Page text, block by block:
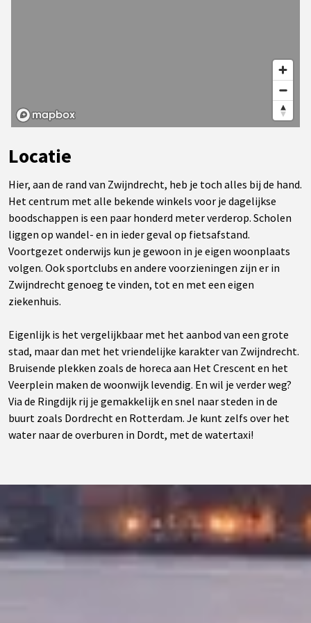
Locatie
Hier, aan de rand van Zwijndrecht, heb je toch alles bij de hand.
Het centrum met alle bekende winkels voor je dagelijkse
boodschappen is een paar honderd meter verderop. Scholen
liggen op wandel- en in ieder geval op fietsafstand.
Voortgezet onderwijs kun je gewoon in je eigen woonplaats
volgen. Ook sportclubs en andere voorzieningen zijn er in
Zwijndrecht genoeg te vinden, tot en met een eigen
ziekenhuis.
Eigenlijk is het vergelijkbaar met het aanbod van een grote
stad, maar dan met het vriendelijke karakter van Zwijndrecht.
Bruisende plekken zoals de horeca aan Het Crescent en het
Veerplein maken de woonwijk levendig. En wil je verder weg?
Via de Ringdijk rij je gemakkelijk en snel naar steden in de
buurt zoals Dordrecht en Rotterdam. Je kunt zelfs over het
water naar de overburen in Dordt, met de watertaxi!